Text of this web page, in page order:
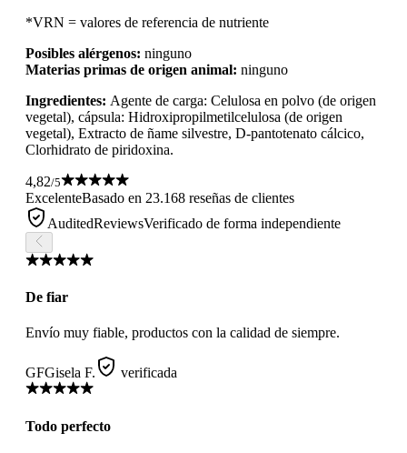
*VRN = valores de referencia de nutriente
Posibles alérgenos: ninguno
Materias primas de origen animal: ninguno
Ingredientes: Agente de carga: Celulosa en polvo (de origen
vegetal), cápsula: Hidroxipropilmetilcelulosa (de origen
vegetal), Extracto de ñame silvestre, D-pantotenato cálcico,
Clorhidrato de piridoxina.
4,82/5
ExcelenteBasado en 23.168 reseñas de clientes
AuditedReviewsVerificado de forma independiente
De fiar
Envío muy fiable, productos con la calidad de siempre.
GFGisela F. verificada
Todo perfecto